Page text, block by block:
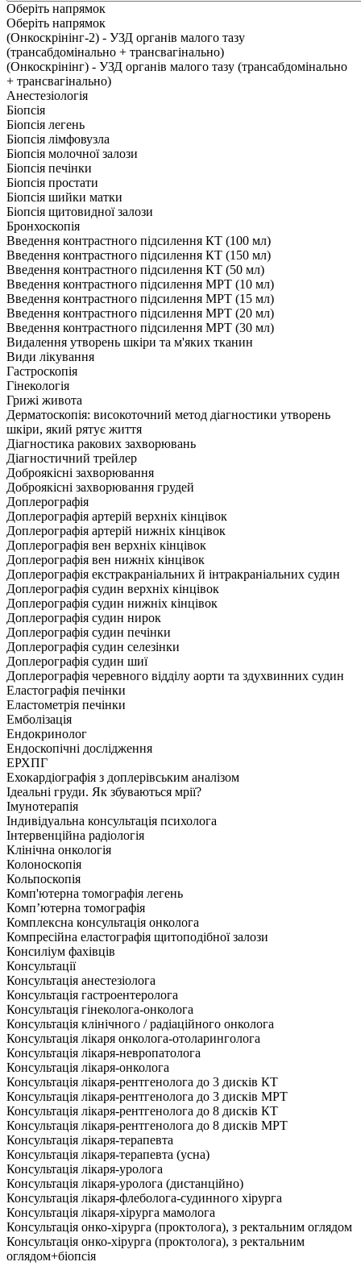
Оберіть напрямок
Оберіть напрямок
(Онкоскрінінг-2) - УЗД органів малого тазу
(трансабдомінально + трансвагінально)
(Онкоскрінінг) - УЗД органів малого тазу (трансабдомінально
+ трансвагінально)
Анестезіологія
Біопсія
Біопсія легень
Біопсія лімфовузла
Біопсія молочної залози
Біопсія печінки
Біопсія простати
Біопсія шийки матки
Біопсія щитовидної залози
Бронхоскопія
Введення контрастного підсилення КТ (100 мл)
Введення контрастного підсилення КТ (150 мл)
Введення контрастного підсилення КТ (50 мл)
Введення контрастного підсилення МРТ (10 мл)
Введення контрастного підсилення МРТ (15 мл)
Введення контрастного підсилення МРТ (20 мл)
Введення контрастного підсилення МРТ (30 мл)
Видалення утворень шкіри та м'яких тканин
Види лікування
Гастроскопія
Гінекологія
Грижі живота
Дерматоскопія: високоточний метод діагностики утворень
шкіри, який рятує життя
Діагностика ракових захворювань
Діагностичний трейлер
Доброякісні захворювання
Доброякісні захворювання грудей
Доплерографія
Доплерографія артерій верхніх кінцівок
Доплерографія артерій нижніх кінцівок
Доплерографія вен верхніх кінцівок
Доплерографія вен нижніх кінцівок
Доплерографія екстракраніальних й інтракраніальних судин
Доплерографія судин верхніх кінцівок
Доплерографія судин нижніх кінцівок
Доплерографія судин нирок
Доплерографія судин печінки
Доплерографія судин селезінки
Доплерографія судин шиї
Доплерографія черевного відділу аорти та здухвинних судин
Еластографія печінки
Еластометрія печінки
Емболізація
Ендокринолог
Ендоскопічні дослідження
ЕРХПГ
Ехокардіографія з доплерівським аналізом
Ідеальні груди. Як збуваються мрії?
Імунотерапія
Індивідуальна консультація психолога
Інтервенційна радіологія
Клінічна онкологія
Колоноскопія
Кольпоскопія
Комп'ютерна томографія легень
Комп’ютерна томографія
Комплексна консультація онколога
Компресійна еластографія щитоподібної залози
Консиліум фахівців
Консультації
Консультація анестезіолога
Консультація гастроентеролога
Консультація гінеколога-онколога
Консультація клінічного / радіаційного онколога
Консультація лікаря онколога-отоларинголога
Консультація лікаря-невропатолога
Консультація лікаря-онколога
Консультація лікаря-рентгенолога до 3 дисків КТ
Консультація лікаря-рентгенолога до 3 дисків МРТ
Консультація лікаря-рентгенолога до 8 дисків КТ
Консультація лікаря-рентгенолога до 8 дисків МРТ
Консультація лікаря-терапевта
Консультація лікаря-терапевта (усна)
Консультація лікаря-уролога
Консультація лікаря-уролога (дистанційно)
Консультація лікаря-флеболога-судинного хірурга
Консультація лікаря-хірурга мамолога
Консультація онко-хірурга (проктолога), з ректальним оглядом
Консультація онко-хірурга (проктолога), з ректальним
оглядом+біопсія